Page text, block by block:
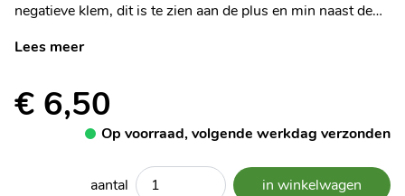
negatieve klem, dit is te zien aan de plus en min naast de
te bevstigen op de positieve pool.
Lees meer
€ 6,50
Op voorraad, volgende werkdag verzonden
aantal in winkelwagen